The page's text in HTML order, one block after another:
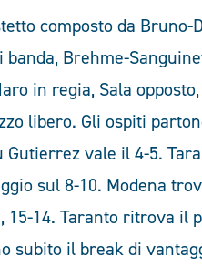
composto da
Brehme-
in regia, Sala
libero. Gli ospiti
Gutierrez vale il 4-5.
sul 8-10. Modena
15-14. Taranto ritrova il
subito il break di